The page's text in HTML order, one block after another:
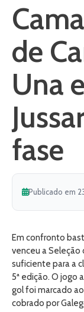
de
Una
fase
Publicado em
Em confronto
venceu a Seleção
suficiente para a
5ª edição. O jogo
gol foi marcado
cobrado por